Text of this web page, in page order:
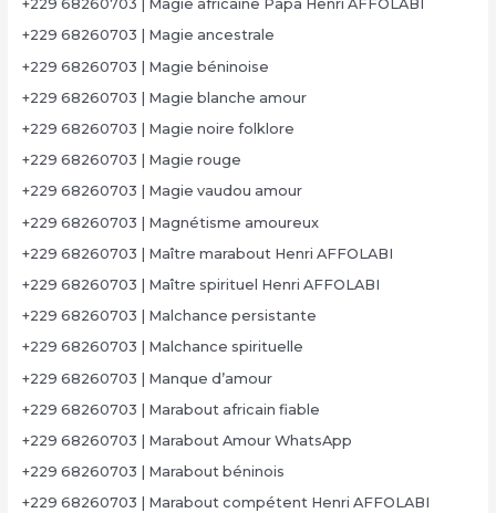
+229 68260703 | Magie africaine Papa Henri AFFOLABI
+229 68260703 | Magie ancestrale
+229 68260703 | Magie béninoise
+229 68260703 | Magie blanche amour
+229 68260703 | Magie noire folklore
+229 68260703 | Magie rouge
+229 68260703 | Magie vaudou amour
+229 68260703 | Magnétisme amoureux
+229 68260703 | Maître marabout Henri AFFOLABI
+229 68260703 | Maître spirituel Henri AFFOLABI
+229 68260703 | Malchance persistante
+229 68260703 | Malchance spirituelle
+229 68260703 | Manque d’amour
+229 68260703 | Marabout africain fiable
+229 68260703 | Marabout Amour WhatsApp
+229 68260703 | Marabout béninois
+229 68260703 | Marabout compétent Henri AFFOLABI